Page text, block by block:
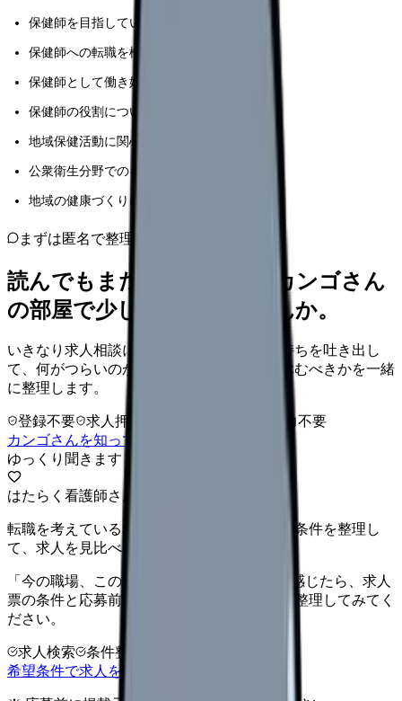
保健師を目指している看護学生
保健師への転職を検討している看護師
保健師として働き始めたばかりの方
保健師の役割について知りたい医療関係者
地域保健活動に関心のある方
公衆衛生分野でのキャリアを考えている方
地域の健康づくりに携わる多職種の方々
まずは匿名で整理
読んでもまだ苦しいなら、カンゴさん
の部屋で少し話してみませんか。
いきなり求人相談には進みません。今の気持ちを吐き出し
て、何がつらいのか、辞めるべきか、少し休むべきかを一緒
に整理します。
登録不要 求人押し売りなし
病院名は入力不要
カンゴさんを知ってから相談する
ゆっくり聞きます
はたらく看護師さん 求人
転職を考えている看護師さんへ。まずは希望条件を整理し
て、求人を見比べられます。
「今の職場、このままでいいのかな...」そう感じたら、求人
票の条件と応募前に確認したい不安を分けて整理してみてく
ださい。
求人検索 条件整理
希望条件で求人を探す